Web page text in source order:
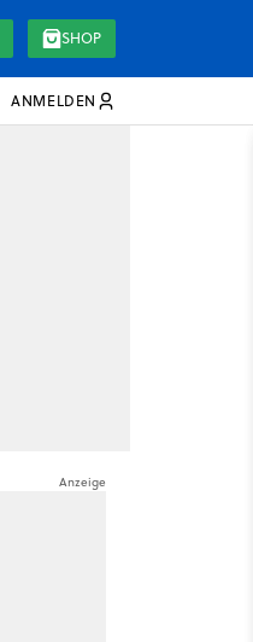
SHOP
ANMELDEN